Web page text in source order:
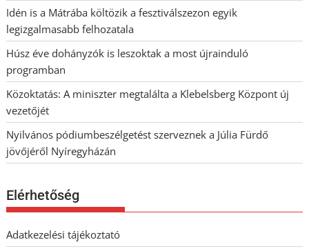
Idén is a Mátrába költözik a fesztiválszezon egyik
legizgalmasabb felhozatala
Húsz éve dohányzók is leszoktak a most újrainduló
programban
Közoktatás: A miniszter megtalálta a Klebelsberg Központ új
vezetőjét
Nyilvános pódiumbeszélgetést szerveznek a Júlia Fürdő
jövőjéről Nyíregyházán
Elérhetőség
Adatkezelési tájékoztató